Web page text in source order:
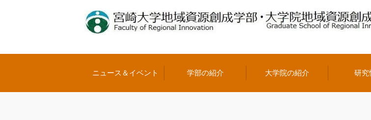
ニュース＆イベント 学部の紹介 大学院の紹介 研究